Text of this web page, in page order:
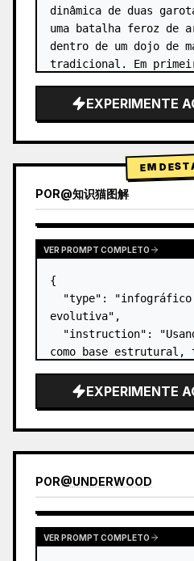
dinâmica de duas
uma batalha feroz de
dentro de um dojo de
tradicional. Em
hair" default="cabelo
alto co…
EXPERIMENTE
EM
POR@知识猫图解
VER PROMPT COMPLETO
{
"type":
evolutiva",
"instruction":
como base estrutural,
3D altamente
rampas lisas por
EXPERIMENTE
POR@UNDERWOOD
VER PROMPT COMPLETO